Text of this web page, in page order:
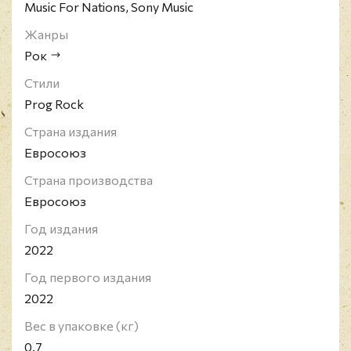
восприняли их серьёзно.
Music For Nations, Sony Music
Жанры
Рок
Стили
Prog Rock
Страна издания
Евросоюз
Страна производства
Евросоюз
Год издания
2022
Год первого издания
2022
Вес в упаковке (кг)
0.7